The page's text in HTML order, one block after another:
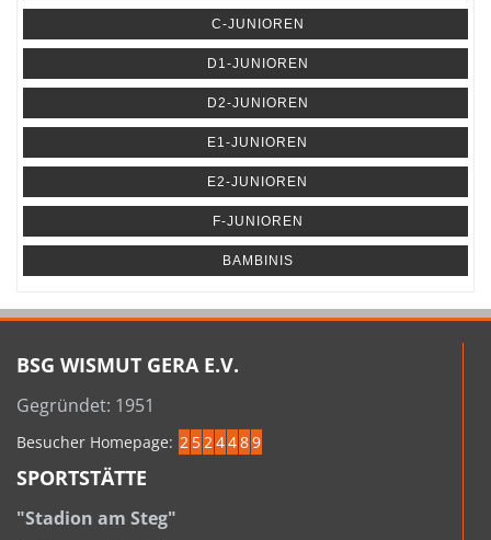
C-JUNIOREN
D1-JUNIOREN
D2-JUNIOREN
E1-JUNIOREN
E2-JUNIOREN
F-JUNIOREN
BAMBINIS
BSG WISMUT GERA E.V.
Gegründet: 1951
Besucher Homepage: 2 524489
SPORTSTÄTTE
"Stadion am Steg"